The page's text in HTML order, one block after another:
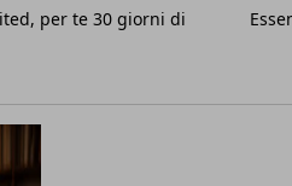
per te 30 giorni di